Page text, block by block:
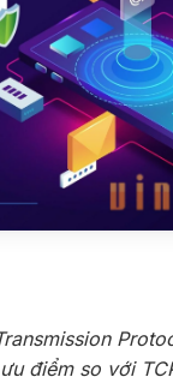
điểm so với